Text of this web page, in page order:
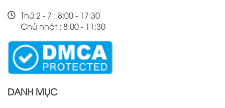
Thứ 2 - 7 : 8:00 - 17:30
Chủ nhật : 8:00 - 11:30
DANH MỤC